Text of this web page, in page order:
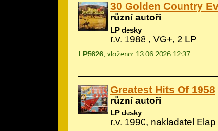
30 Golden Country
různí autoři
LP desky
r.v. 1988 , VG+, 2 LP
LP5626, vloženo: 13.06.2026 12:37
Greatest Hits Of 1958
různí autoři
LP desky
r.v. 1990, nakladatel